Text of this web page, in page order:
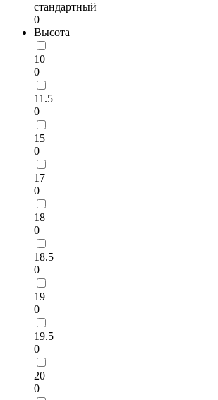
стандартный
0
Высота
10
0
11.5
0
15
0
17
0
18
0
18.5
0
19
0
19.5
0
20
0